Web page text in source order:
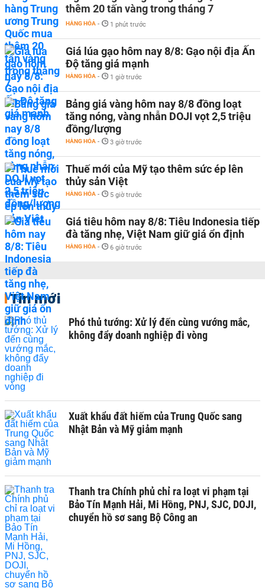
thêm 20 tấn vàng trong tháng 7
HÀNG HÓA - 1 phút trước
Giá lúa gạo hôm nay 8/8: Gạo nội địa Ấn
Độ tăng giá mạnh
HÀNG HÓA - 1 giờ trước
Bảng giá vàng hôm nay 8/8 đồng loạt
tăng nóng, vàng nhẫn DOJI vọt 2,5 triệu
đồng/lượng
HÀNG HÓA - 3 giờ trước
Thuế mới của Mỹ tạo thêm sức ép lên
thủy sản Việt
HÀNG HÓA - 5 giờ trước
Giá tiêu hôm nay 8/8: Tiêu Indonesia tiếp
đà tăng nhẹ, Việt Nam giữ giá ổn định
HÀNG HÓA - 6 giờ trước
Tin mới
Phó thủ tướng: Xử lý đến cùng vướng mắc,
không đẩy doanh nghiệp đi vòng
Xuất khẩu đất hiếm của Trung Quốc sang
Nhật Bản và Mỹ giảm mạnh
Thanh tra Chính phủ chỉ ra loạt vi phạm tại
Bảo Tín Mạnh Hải, Mi Hồng, PNJ, SJC, DOJI,
chuyển hồ sơ sang Bộ Công an